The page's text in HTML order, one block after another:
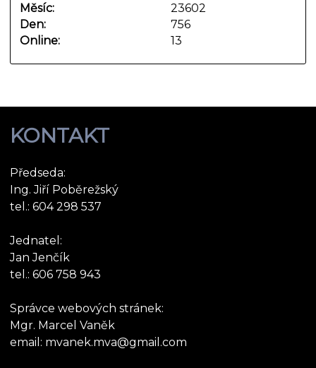
Online: 13
Měsíc:
23602
Den:
756
KONTAKT
Předseda:
Ing. Jiří Poběrežský
tel.: 604 298 537
Jednatel:
Jan Jenčík
tel.: 606 758 943
Správce webových stránek:
Mgr. Marcel Vaněk
email: mvanek.mva@gmail.com